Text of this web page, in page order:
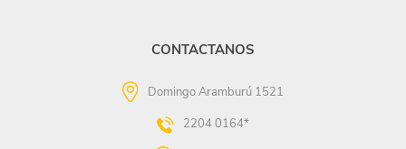
CONTACTANOS
Domingo Aramburú 1521
2204 0164*